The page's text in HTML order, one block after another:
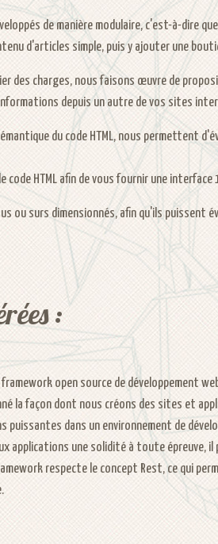
de manière modulaire, c'est-à-
d'articles simple, puis y ajouter une
des charges, nous faisons œuvre de
depuis un autre de vos sites
du code HTML, nous permettent
HTML afin de vous fournir une
ou surs dimensionnés, afin qu'ils puissent
:
open source de développement
la façon dont nous créons des sites et
puissantes dans un environnement de
applications une solidité à toute épreuve, il
respecte le concept Rest, ce qui